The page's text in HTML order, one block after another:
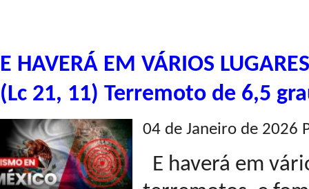
E HAVERÁ EM VÁRIOS
(Lc 21, 11) Terremoto de 6,5
04 de Janeiro de 2026
E haverá em